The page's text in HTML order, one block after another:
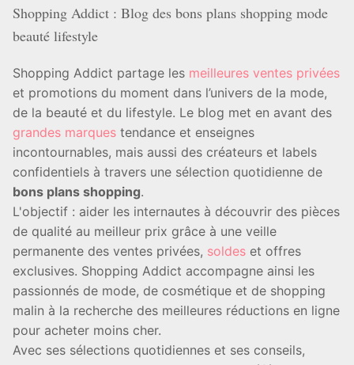
Shopping Addict : Blog des bons plans shopping mode
beauté lifestyle
Shopping Addict partage les meilleures ventes privées
et promotions du moment dans l’univers de la mode,
de la beauté et du lifestyle. Le blog met en avant des
grandes marques tendance et enseignes
incontournables, mais aussi des créateurs et labels
confidentiels à travers une sélection quotidienne de
bons plans shopping.
L'objectif : aider les internautes à découvrir des pièces
de qualité au meilleur prix grâce à une veille
permanente des ventes privées, soldes et offres
exclusives. Shopping Addict accompagne ainsi les
passionnés de mode, de cosmétique et de shopping
malin à la recherche des meilleures réductions en ligne
pour acheter moins cher.
Avec ses sélections quotidiennes et ses conseils,